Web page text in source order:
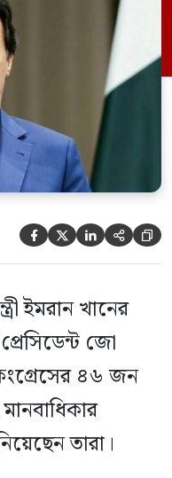
চলমান
মূল্যবোধের
হয়েছে। এ জন্য
নেয়ার […]
    
ইমরান খানের
জো
৪৬ জন
তারা।